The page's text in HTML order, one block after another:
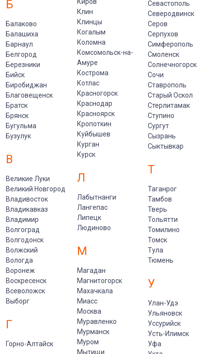
Б
Балаково
Балашиха
Барнаул
Белгород
Березники
Бийск
Биробиджан
Благовещенск
Братск
Брянск
Бугульма
Бузулук
В
Великие Луки
Великий Новгород
Владивосток
Владикавказ
Владимир
Волгоград
Волгодонск
Волжский
Вологда
Воронеж
Воскресенск
Всеволожск
Выборг
Г
Горно-Алтайск
Клин
Клинцы
Когалым
Коломна
Комсомольск-на-
Амуре
Кострома
Котлас
Красногорск
Краснодар
Красноярск
Кропоткин
Куйбышев
Курган
Курск
Л
Лабытнанги
Лангепас
Липецк
Людиново
М
Магадан
Магнитогорск
Махачкала
Миасс
Москва
Муравленко
Мурманск
Муром
Мытищи
Севастополь
Северодвинск
Серов
Серпухов
Симферополь
Смоленск
Солнечногорск
Сочи
Ставрополь
Старый Оскол
Стерлитамак
Ступино
Сургут
Сызрань
Сыктывкар
Т
Таганрог
Тамбов
Тверь
Тольятти
Томилино
Томск
Тула
Тюмень
У
Улан-Удэ
Ульяновск
Уссурийск
Усть-Илимск
Уфа